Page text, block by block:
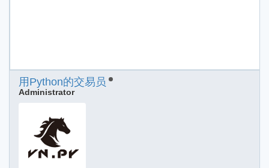
用Python的交易员
Administrator